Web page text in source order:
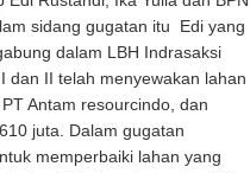
sidang gugatan itu Edi yang
dalam LBH Indrasaksi
dan II telah menyewakan lahan
Antam resourcindo, dan
juta. Dalam gugatan
memperbaiki lahan yang